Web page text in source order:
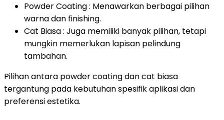
Powder Coating : Menawarkan berbagai pilihan
warna dan finishing.
Cat Biasa : Juga memiliki banyak pilihan, tetapi
mungkin memerlukan lapisan pelindung
tambahan.
Pilihan antara powder coating dan cat biasa
tergantung pada kebutuhan spesifik aplikasi dan
preferensi estetika.